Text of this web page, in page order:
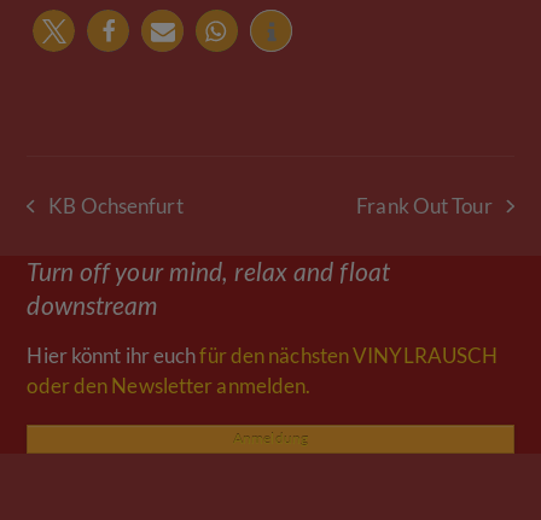
vorheriger
KB Ochsenfurt
Nächster
Frank Out Tour
Turn off your mind, relax and float
downstream
Hier könnt ihr euchfür den nächsten VINYLRAUSCH
oder den Newsletter anmelden.
Anmeldung